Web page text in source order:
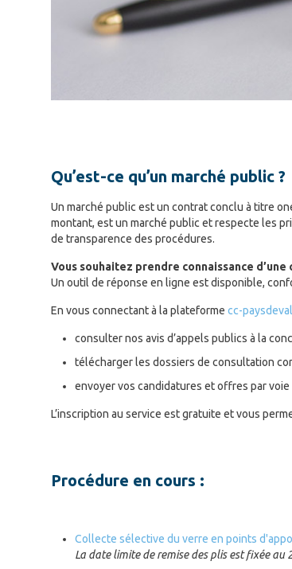
Qu’est-ce qu’un marché public ?
Un marché public est un contrat conclu à titre
montant, est un marché public et respecte les
de transparence des procédures.
Vous souhaitez prendre connaissance
Un outil de réponse en ligne est disponible,
En vous connectant à la plateforme cc-
consulter nos avis d’appels publics à la
télécharger les dossiers de consultation
envoyer vos candidatures et offres par
L’inscription au service est gratuite et vous
Procédure en cours :
Collecte sélective du verre en points
La date limite de remise des plis est fixée au